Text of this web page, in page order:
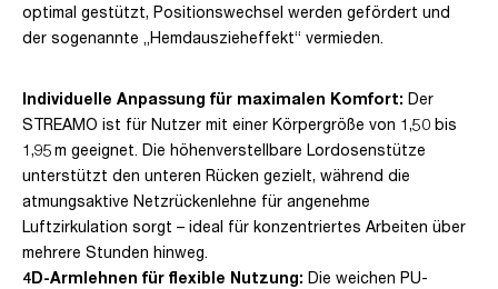
optimal gestützt, Positionswechsel werden gefördert und
der sogenannte „Hemdauszieheffekt“ vermieden.
Individuelle Anpassung für maximalen Komfort: Der
STREAMO ist für Nutzer mit einer Körpergröße von 1,50 bis
1,95 m geeignet. Die höhenverstellbare Lordosenstütze
unterstützt den unteren Rücken gezielt, während die
atmungsaktive Netzrückenlehne für angenehme
Luftzirkulation sorgt – ideal für konzentriertes Arbeiten über
mehrere Stunden hinweg.
4D-Armlehnen für flexible Nutzung: Die weichen PU-